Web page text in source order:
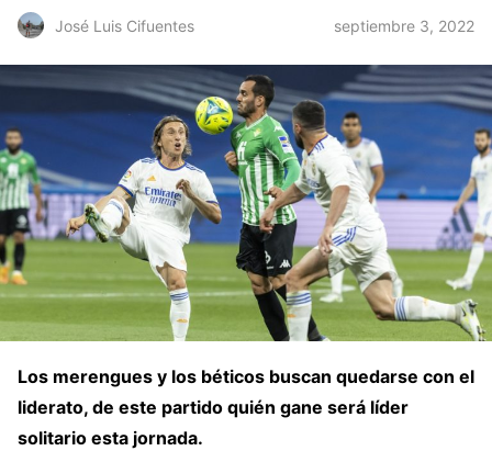
José Luis Cifuentes septiembre 3, 2022
Los merengues y los béticos buscan quedarse con el
liderato, de este partido quién gane será líder
solitario esta jornada.